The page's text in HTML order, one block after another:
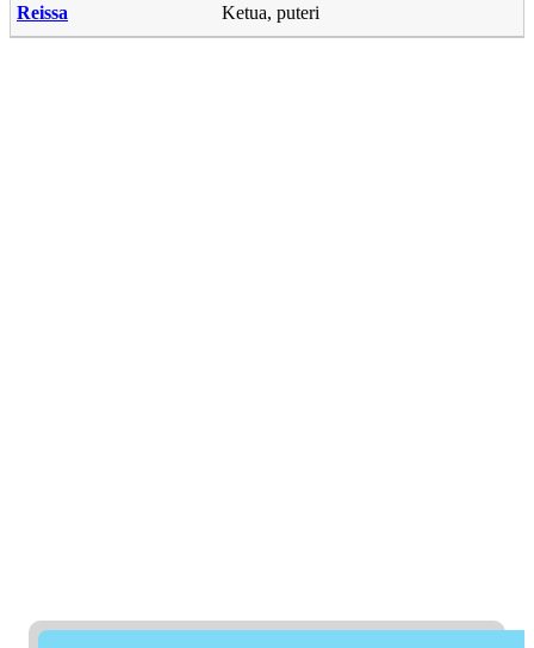
Reissa Ketua, puteri